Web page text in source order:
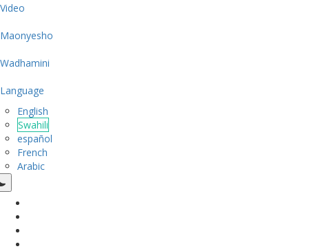
Video
Maonyesho
Wadhamini
Language
English
Swahili
español
French
Arabic